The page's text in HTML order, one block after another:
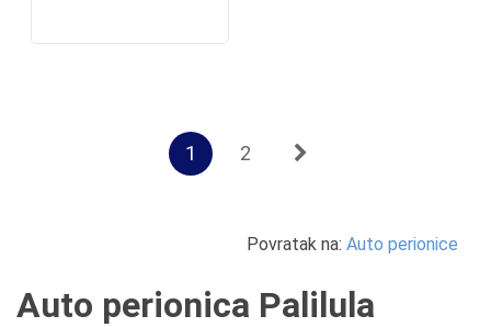
1 2
Povratak na: Auto perionice
Auto perionica Palilula